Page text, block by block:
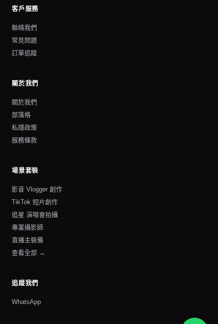
客戶服務
聯絡我們
常見問題
訂單追蹤
關於我們
關於我們
部落格
私隱政策
服務條款
場景套裝
影音 Vlogger 創作
TikTok 短片創作
追星 演唱會拍攝
專業攝影師
直播主裝備
查看全部 →
追蹤我們
WhatsApp